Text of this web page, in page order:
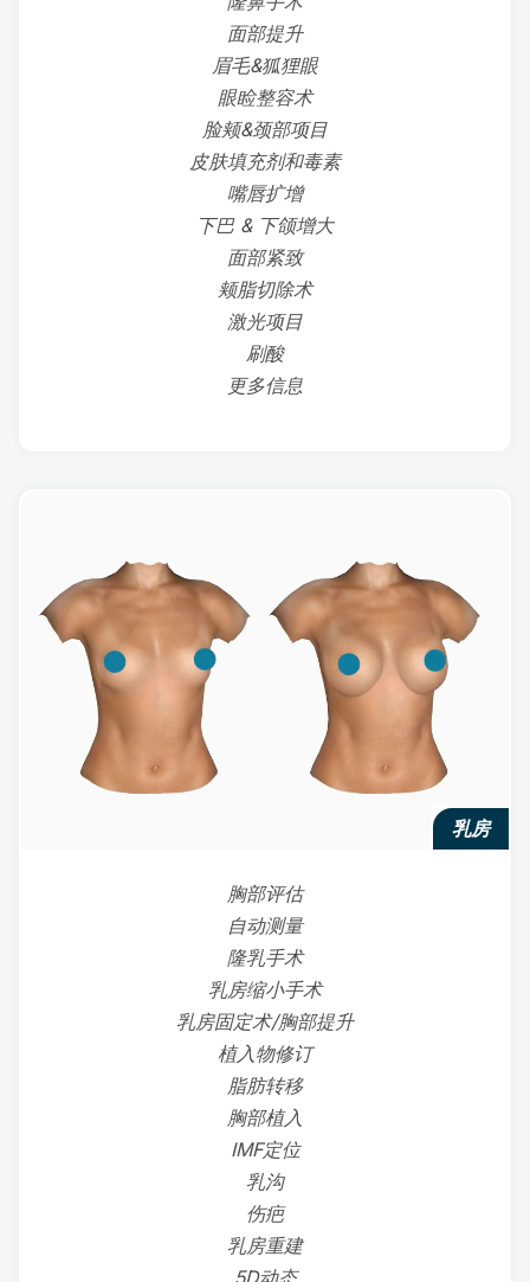
面部提升
眉毛&狐狸眼
眼睑整容术
脸颊&颈部项目
皮肤填充剂和毒素
嘴唇扩增
下巴 & 下颌增大
面部紧致
颊脂切除术
激光项目
刷酸
更多信息
乳房
胸部评估
自动测量
隆乳手术
乳房缩小手术
乳房固定术/胸部提升
植入物修订
脂肪转移
胸部植入
IMF定位
乳沟
伤疤
乳房重建